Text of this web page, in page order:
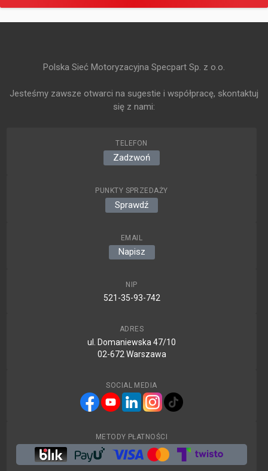
Polska Sieć Motoryzacyjna Specpart Sp. z o.o.
Jesteśmy zawsze otwarci na sugestie i współpracę, skontaktuj
się z nami:
TELEFON
Zadzwoń
PUNKTY SPRZEDAŻY
Sprawdź
EMAIL
Napisz
NIP
521-35-93-742
ADRES
ul. Domaniewska 47/10
02-672 Warszawa
SOCIAL MEDIA
METODY PŁATNOŚCI